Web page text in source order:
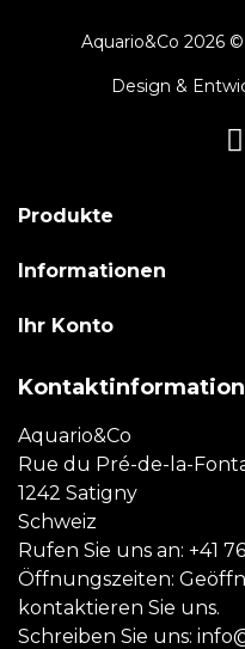
Aquario&Co 2026
Design &
Produkte
Informationen
Ihr Konto
Aquario&Co
Rue du Pré-de-la-
1242 Satigny
Schweiz
Rufen Sie uns an: +41
Öffnungszeiten:
kontaktieren Sie uns.
Schreiben Sie uns: